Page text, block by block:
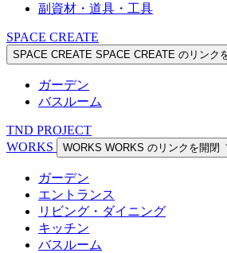
副資材・道具・工具
SPACE CREATE
SPACE CREATE SPACE CREATE のリンク
ガーデン
バスルーム
TND PROJECT
WORKS
WORKS WORKS のリンクを開閉
ガーデン
エントランス
リビング・ダイニング
キッチン
バスルーム